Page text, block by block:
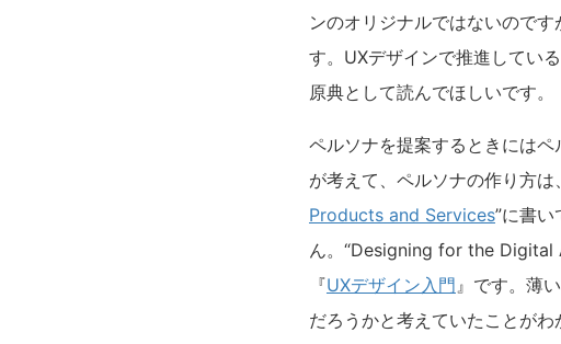
ンのオリジナルではないので
す。UXデザインで推進してい
原典として読んでほしいです。
ペルソナを提案するときには
が考えて、ペルソナの作り方は
Products and Services”に書
ん。“Designing for the Digital
『UXデザイン入門 』です。薄
だろうかと考えていたことがわ